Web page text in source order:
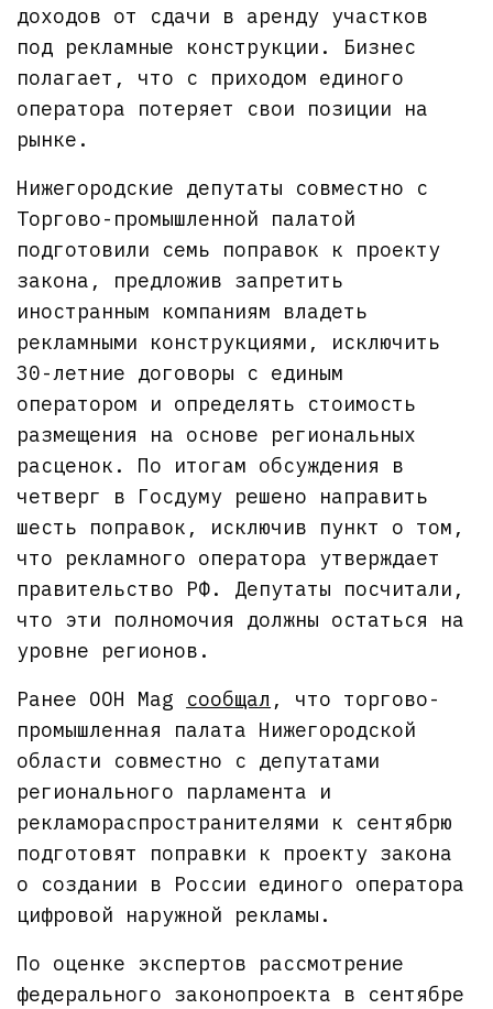
доходов от сдачи в аренду участков
под рекламные конструкции. Бизнес
полагает, что с приходом единого
оператора потеряет свои позиции на
рынке.
Нижегородские депутаты совместно с
Торгово-промышленной палатой
подготовили семь поправок к проекту
закона, предложив запретить
иностранным компаниям владеть
рекламными конструкциями, исключить
30-летние договоры с единым
оператором и определять стоимость
размещения на основе региональных
расценок. По итогам обсуждения в
четверг в Госдуму решено направить
шесть поправок, исключив пункт о том,
что рекламного оператора утверждает
правительство РФ. Депутаты посчитали,
что эти полномочия должны остаться на
уровне регионов.
Ранее OOH Mag сообщал , что торгово-
промышленная палата Нижегородской
области совместно с депутатами
регионального парламента и
рекламораспространителями к сентябрю
подготовят поправки к проекту закона
о создании в России единого оператора
цифровой наружной рекламы.
По оценке экспертов рассмотрение
федерального законопроекта в сентябре